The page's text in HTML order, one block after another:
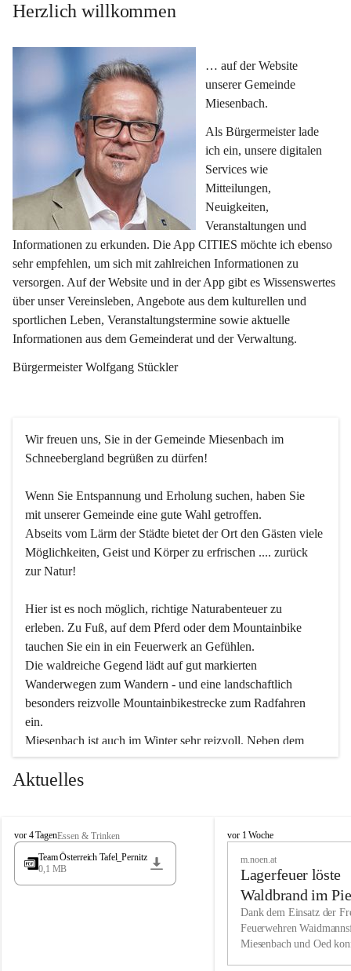
Herzlich willkommen
… auf der Website
unserer Gemeinde
Miesenbach.
Als Bürgermeister lade
ich ein, unsere digitalen
Services wie
Mitteilungen,
Neuigkeiten,
Veranstaltungen und
Informationen zu erkunden. Die App CITIES möchte ich ebenso
sehr empfehlen, um sich mit zahlreichen Informationen zu
versorgen. Auf der Website und in der App gibt es Wissenswertes
über unser Vereinsleben, Angebote aus dem kulturellen und
sportlichen Leben, Veranstaltungstermine sowie aktuelle
Informationen aus dem Gemeinderat und der Verwaltung.
Bürgermeister Wolfgang Stückler
Wir freuen uns, Sie in der Gemeinde Miesenbach im
Schneebergland begrüßen zu dürfen!
Wenn Sie Entspannung und Erholung suchen, haben Sie
mit unserer Gemeinde eine gute Wahl getroffen.
Abseits vom Lärm der Städte bietet der Ort den Gästen viele
Möglichkeiten, Geist und Körper zu erfrischen .... zurück
zur Natur!
Hier ist es noch möglich, richtige Naturabenteuer zu
erleben. Zu Fuß, auf dem Pferd oder dem Mountainbike
tauchen Sie ein in ein Feuerwerk an Gefühlen.
Die waldreiche Gegend lädt auf gut markierten
Wanderwegen zum Wandern - und eine landschaftlich
besonders reizvolle Mountainbikestrecke zum Radfahren
ein.
Miesenbach ist auch im Winter sehr reizvoll. Neben dem
Eisstockschießen gibt es auf dem nahe gelegenen Unterberg
wunderschöne Naturschneepisten, die zum Schifahren oder
vielfältige Angebot unserer Kulturvereine.
Überzeugen Sie sich selbst, dass Sie in Miesenbach sowie
in den Beherbergungsbetrieben, Gaststätten und urigen
Wir kennen Miesenbach als lebens- und liebenswerten Ort.
Tradition und Innovation werden ebenso groß geschrieben
Aktuelles
M
i
s
vor 4 TagenEssen & Trinken
Team Österreich Tafel_Pernitz
0,1 MB
M
h
vor 1 Woche
m.noen.at
Lagerfeuer löste
Waldbrand im
aus
Dank dem Einsatz der
Feuerwehren
Miesenbach und Oed